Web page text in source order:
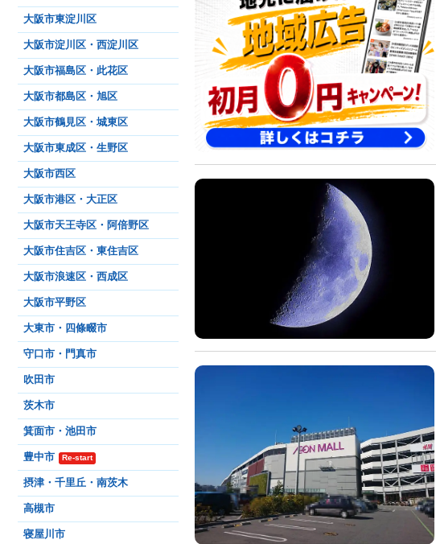
大阪市東淀川区
大阪市淀川区・西淀川区
大阪市福島区・此花区
大阪市都島区・旭区
大阪市鶴見区・城東区
大阪市東成区・生野区
大阪市西区
大阪市港区・大正区
大阪市天王寺区・阿倍野区
大阪市住吉区・東住吉区
大阪市浪速区・西成区
大阪市平野区
大東市・四條畷市
守口市・門真市
吹田市
茨木市
箕面市・池田市
豊中市 Re-start
摂津・千里丘・南茨木
高槻市
寝屋川市